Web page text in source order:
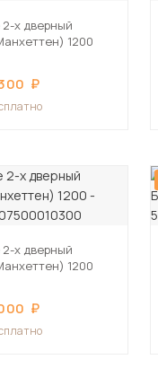
х дверный
1200
х дверный
1200